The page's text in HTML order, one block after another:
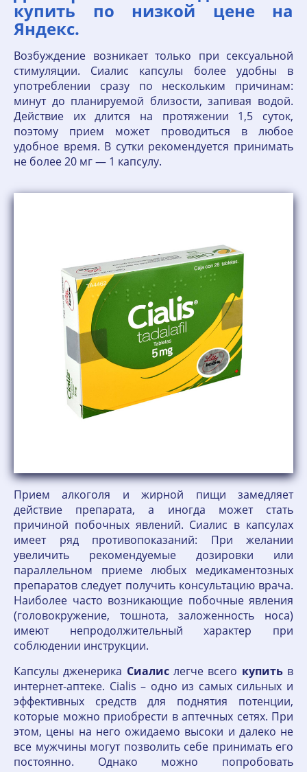
купить по низкой цене на
Яндекс.
Возбуждение возникает только при сексуальной
стимуляции. Сиалис капсулы более удобны в
употреблении сразу по нескольким причинам:
минут до планируемой близости, запивая водой.
Действие их длится на протяжении 1,5 суток,
поэтому прием может проводиться в любое
удобное время. В сутки рекомендуется принимать
не более 20 мг — 1 капсулу.
Прием алкоголя и жирной пищи замедляет
действие препарата, а иногда может стать
причиной побочных явлений. Сиалис в капсулах
имеет ряд противопоказаний: При желании
увеличить рекомендуемые дозировки или
параллельном приеме любых медикаментозных
препаратов следует получить консультацию врача.
Наиболее часто возникающие побочные явления
(головокружение, тошнота, заложенность носа)
имеют непродолжительный характер при
соблюдении инструкции.
Капсулы дженерика Сиалислегче всего купитьв
интернет-аптеке. Cialis – одно из самых сильных и
эффективных средств для поднятия потенции,
которые можно приобрести в аптечных сетях. При
этом, цены на него ожидаемо высоки и далеко не
все мужчины могут позволить себе принимать его
постоянно. Однако можно попробовать